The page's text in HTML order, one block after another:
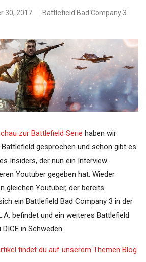
30, 2017 Battlefield Bad Company 3
zur Battlefield Serie haben wir
gesprochen und schon gibt es
Insiders, der nun ein Interview
Youtuber gegeben hat. Wieder
gleichen Youtuber, der bereits
ein Battlefield Bad Company 3 in der
befindet und ein weiteres Battlefield
in Schweden.
findet du auf unserem Themen Blog